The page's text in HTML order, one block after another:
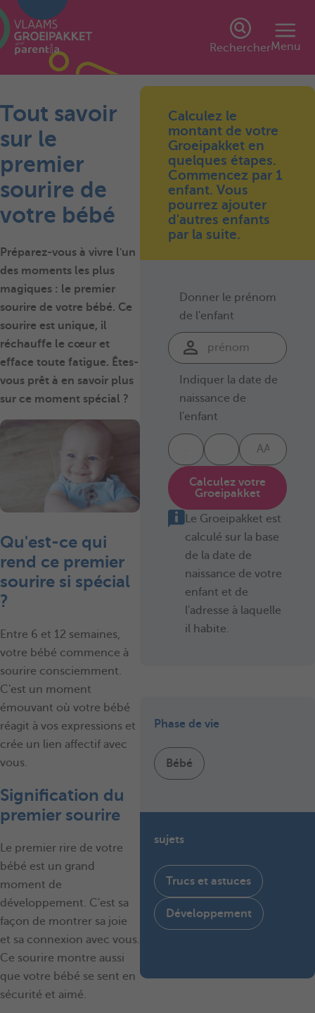
RechercherMenu
Tout savoir
sur le
premier
sourire de
votre bébé
Préparez-vous à vivre l'un
des moments les plus
magiques : le premier
sourire de votre bébé. Ce
sourire est unique, il
réchauffe le cœur et
efface toute fatigue. Êtes-
vous prêt à en savoir plus
sur ce moment spécial ?
Qu'est-ce qui
rend ce premier
sourire si spécial
?
Entre 6 et 12 semaines,
votre bébé commence à
sourire consciemment.
C'est un moment
émouvant où votre bébé
réagit à vos expressions et
crée un lien affectif avec
vous.
Signification du
premier sourire
Le premier rire de votre
bébé est un grand
moment de
développement. C'est sa
façon de montrer sa joie
et sa connexion avec vous.
Ce sourire montre aussi
que votre bébé se sent en
sécurité et aimé.
Calculez le
montant de votre
Groeipakket en
quelques étapes.
Commencez par 1
enfant. Vous
pourrez ajouter
d'autres enfants
par la suite.
Donner le prénom
de l'enfant
Indiquer la date de
naissance de
l'enfant
Calculez votre
Groeipakket
Le Groeipakket est
calculé sur la base
de la date de
naissance de votre
enfant et de
l'adresse à laquelle
il habite.
Phase de vie
Bébé
sujets
Trucs et astuces
Développement